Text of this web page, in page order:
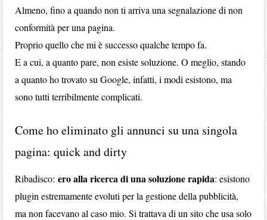
Almeno, fino a quando non ti arriva una segnalazione di non
conformità per una pagina.
Proprio quello che mi è successo qualche tempo fa.
E a cui, a quanto pare, non esiste soluzione. O meglio, stando
a quanto ho trovato su Google, infatti, i modi esistono, ma
sono tutti terribilmente complicati.
Come ho eliminato gli annunci su una singola
pagina: quick and dirty
Ribadisco:ero alla ricerca di una soluzionerapida: esistono
plugin estremamente evoluti per la gestione della pubblicità,
ma non facevano al caso mio. Si trattava di un sito che usa solo